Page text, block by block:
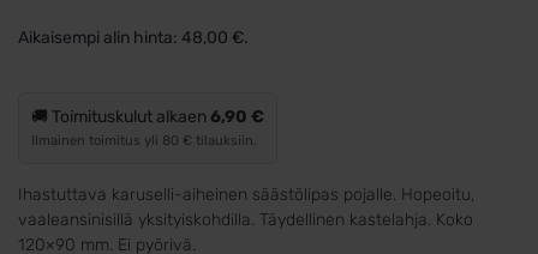
Aikaisempi alin hinta: 48,00 €.
🚚 Toimituskulut alkaen6,90 €
Ilmainen toimitus yli 80 € tilauksiin.
Ihastuttava karuselli-aiheinen säästölipas pojalle. Hopeoitu,
vaaleansinisillä yksityiskohdilla. Täydellinen kastelahja. Koko
120×90 mm. Ei pyörivä.